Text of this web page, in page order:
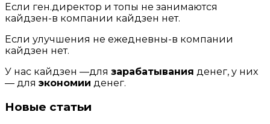
Если ген.директор и топы не занимаются
кайдзен-в компании кайдзен нет.
Если улучшения не ежедневны-в компании
кайдзен нет.
У нас кайдзен —для зарабатывания денег, у них
— для экономии денег.
Новые статьи